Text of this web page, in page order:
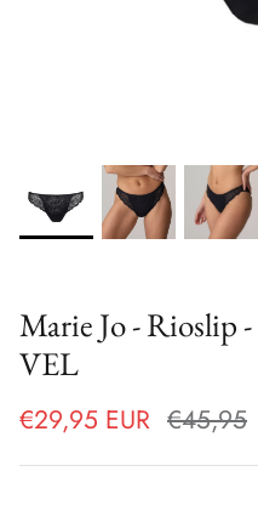
Marie Jo - Rioslip
VEL
€29,95 EUR €45,95